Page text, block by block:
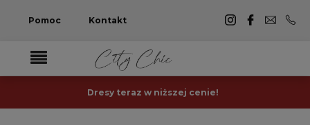
Pomoc Kontakt
Dresy teraz w niższej cenie!